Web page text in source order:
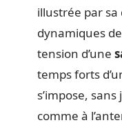
illustrée par sa
dynamiques
tension d’une
temps forts
s’impose,
comme à